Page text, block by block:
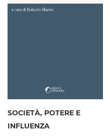
SOCIETÀ, POTERE E
INFLUENZA